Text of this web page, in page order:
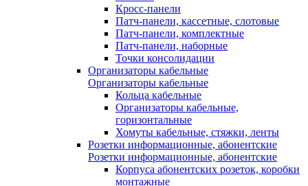
Кросс-панели
Патч-панели, кассетные, слотовые
Патч-панели, комплектные
Патч-панели, наборные
Точки консолидации
Организаторы кабельные
Организаторы кабельные
Кольца кабельные
Организаторы кабельные,
горизонтальные
Хомуты кабельные, стяжки, ленты
Розетки информационные, абонентские
Розетки информационные, абонентские
Корпуса абонентских розеток, коробки
монтажные